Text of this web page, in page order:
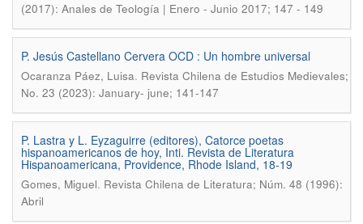
(2017): Anales de Teología | Enero - Junio 2017; 147 - 149
P. Jesús Castellano Cervera OCD : Un hombre universal
Ocaranza Páez, Luisa. Revista Chilena de Estudios Medievales;
No. 23 (2023): January- june; 141-147
P. Lastra y L. Eyzaguirre (editores), Catorce poetas
hispanoamericanos de hoy, Inti. Revista de Literatura
Hispanoamericana, Providence, Rhode Island, 18-19
Gomes, Miguel. Revista Chilena de Literatura; Núm. 48 (1996):
Abril